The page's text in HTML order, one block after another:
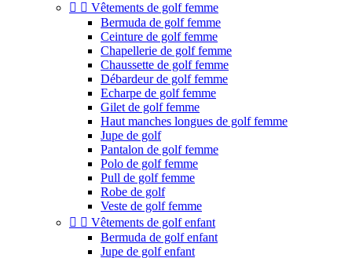
  Vêtements de golf femme
Bermuda de golf femme
Ceinture de golf femme
Chapellerie de golf femme
Chaussette de golf femme
Débardeur de golf femme
Echarpe de golf femme
Gilet de golf femme
Haut manches longues de golf femme
Jupe de golf
Pantalon de golf femme
Polo de golf femme
Pull de golf femme
Robe de golf
Veste de golf femme
  Vêtements de golf enfant
Bermuda de golf enfant
Jupe de golf enfant